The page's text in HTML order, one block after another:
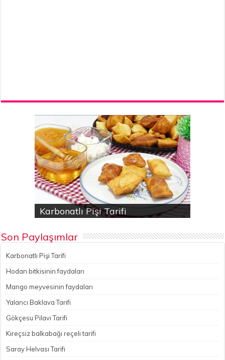
Karbonatlı Pişi Tarifi
Hodan bitkisinin faydaları
Yalancı Baklava Tarifi
Gökçesu Pilavı Tarifi
Nohutlu kereviz yemeği
Son Paylaşımlar
Karbonatlı Pişi Tarifi
Hodan bitkisinin faydaları
Mango meyvesinin faydaları
Yalancı Baklava Tarifi
Gökçesu Pilavı Tarifi
Kireçsiz balkabağı reçeli tarifi
Saray Helvası Tarifi